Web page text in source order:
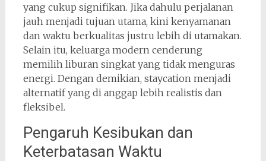
yang cukup signifikan. Jika dahulu perjalanan
jauh menjadi tujuan utama, kini kenyamanan
dan waktu berkualitas justru lebih di utamakan.
Selain itu, keluarga modern cenderung
memilih liburan singkat yang tidak menguras
energi. Dengan demikian, staycation menjadi
alternatif yang di anggap lebih realistis dan
fleksibel.
Pengaruh Kesibukan dan
Keterbatasan Waktu